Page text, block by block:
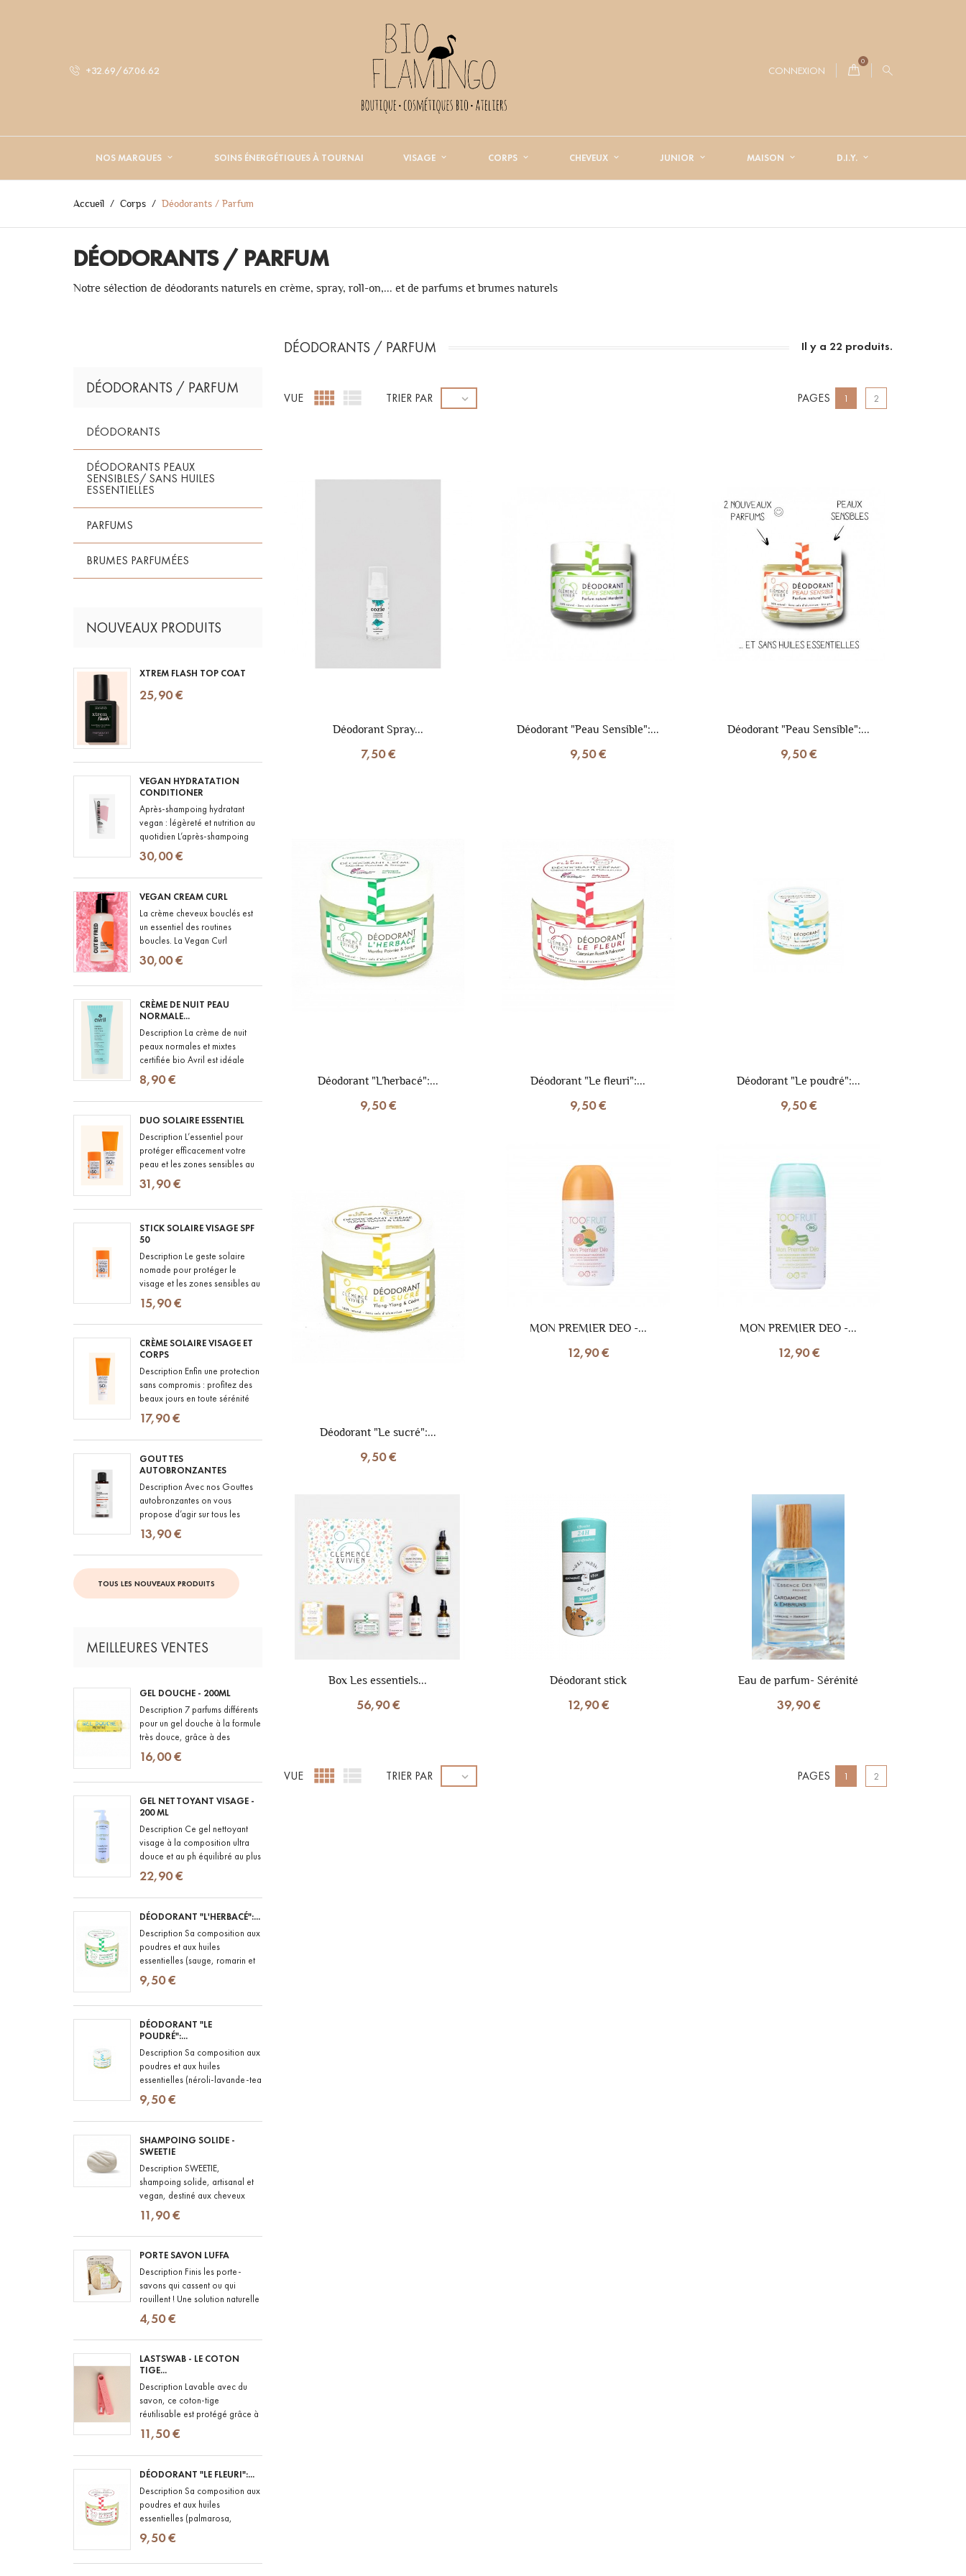
+32.69/67.06.62 CONNEXION
0
NOS MARQUES SOINS ÉNERGÉTIQUES À TOURNAI VISAGE CORPS CHEVEUX JUNIOR MAISON D.I.Y.
Accueil Corps Déodorants / Parfum
DÉODORANTS / PARFUM
Notre sélection de déodorants naturels en crème, spray, roll-on,... et de parfums et brumes naturels
DÉODORANTS / PARFUM
DÉODORANTS
DÉODORANTS PEAUX
SENSIBLES/ SANS HUILES
ESSENTIELLES
PARFUMS
BRUMES PARFUMÉES
NOUVEAUX PRODUITS
XTREM FLASH TOP COAT
25,90 €
VEGAN HYDRATATION
CONDITIONER
Après-shampoing hydratant
vegan : légèreté et nutrition au
quotidien L’après-shampoing
hydratant est un indispensable
de toute routine capillaire,...
30,00 €
VEGAN CREAM CURL
La crème cheveux bouclés est
un essentiel des routines
boucles. La Vegan Curl
Cream de CUT BY FRED a été
pensée pour les cheveux
30,00 €
CRÈME DE NUIT PEAU
NORMALE...
Description La crème de nuit
peaux normales et mixtes
certifiée bio Avril est idéale
pour prendre soin de votre
peau. Cette crème associe
des...
8,90 €
DUO SOLAIRE ESSENTIEL
Description L’essentiel pour
protéger efficacement votre
peau et les zones sensibles au
quotidien. La Crème Solaire
SPF50+ offre une très haute...
31,90 €
STICK SOLAIRE VISAGE SPF
50
Description Le geste solaire
nomade pour protéger le
visage et les zones sensibles au
quotidien : un stick solaire SPF
50 au fini totalement...
15,90 €
CRÈME SOLAIRE VISAGE ET
CORPS
Description Enfin une protection
sans compromis : profitez des
beaux jours en toute sérénité
avec notre crème solaire SPF
50+ au fini totalement...
17,90 €
GOUTTES
AUTOBRONZANTES
Description Avec nos Gouttes
autobronzantes on vous
propose d’agir sur tous les
fronts : ILLUMINER : la peau est
visiblement plus lumineuse et...
13,90 €
TOUS LES NOUVEAUX PRODUITS
MEILLEURES VENTES
GEL DOUCHE - 200ML
Description 7 parfums différents
pour un gel douche à la formule
très douce, grâce à des
ingrédients naturels et BIO et
des parfums 100% d'origine...
16,00 €
GEL NETTOYANT VISAGE -
200 ML
Description Ce gel nettoyant
visage à la composition ultra
douce et au ph équilibré au plus
proche de celui de la peau,
convient aux peaux les plus...
22,90 €
DÉODORANT "L'HERBACÉ":...
Description Sa composition aux
poudres et aux huiles
essentielles (sauge, romarin et
menthe poivrée) lui confère le
pouvoir de lutter contre les...
9,50 €
DÉODORANT "LE
POUDRÉ":...
Description Sa composition aux
poudres et aux huiles
essentielles (néroli-lavande-tea
tree) lui confère le pouvoir de
lutter contre les bactéries...
9,50 €
SHAMPOING SOLIDE -
SWEETIE
Description SWEETIE,
shampoing solide, artisanal et
vegan, destiné aux cheveux
normaux à secs, colorés ou
difficiles à démêler. Composé...
11,90 €
PORTE SAVON LUFFA
Description Finis les porte-
savons qui cassent ou qui
rouillent ! Une solution naturelle
pour poser votre savon en
toute simplicité, sur le bord de...
4,50 €
LASTSWAB - LE COTON
TIGE...
Description Lavable avec du
savon, ce coton-tige
réutilisable est protégé grâce à
un étui en PLA de maïs,
biodégradable
11,50 €
DÉODORANT "LE FLEURI":...
Description Sa composition aux
poudres et aux huiles
essentielles (palmarosa,
lavande vraie, geranium rosat)
lui confère le pouvoir de lutter...
9,50 €
DÉODORANTS / PARFUM Il y a 22 produits.
VUE   TRIER PAR  PAGES 1 2
Déodorant Spray...
7,50 €
Déodorant "Peau Sensible":...
9,50 €
Déodorant "Peau Sensible":...
9,50 €
Déodorant "L'herbacé":...
9,50 €
Déodorant "Le fleuri":...
9,50 €
Déodorant "Le poudré":...
9,50 €
Déodorant "Le sucré":...
9,50 €
MON PREMIER DEO -...
12,90 €
MON PREMIER DEO -...
12,90 €
Box Les essentiels...
56,90 €
Déodorant stick
12,90 €
Eau de parfum- Sérénité
39,90 €
VUE   TRIER PAR  PAGES 1 2